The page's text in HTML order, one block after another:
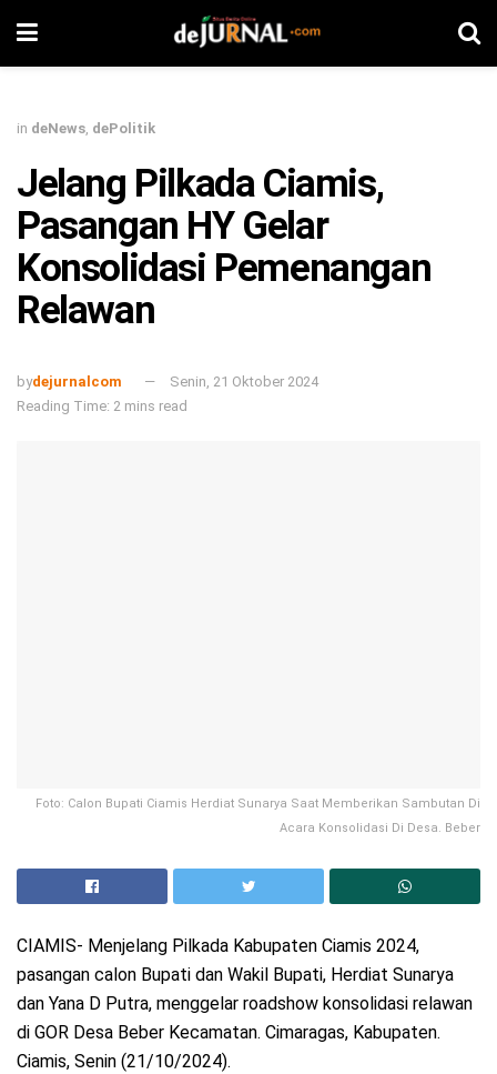
in deNews dePolitik
Jelang Pilkada Ciamis,
Pasangan HY Gelar
Konsolidasi Pemenangan
Relawan
bydejurnalcom
Senin, 21 Oktober 2024
Reading Time: 2 mins read
Foto: Calon Bupati Ciamis Herdiat Sunarya Saat Memberikan Sambutan Di
Acara Konsolidasi Di Desa. Beber
CIAMIS- Menjelang Pilkada Kabupaten Ciamis 2024,
pasangan calon Bupati dan Wakil Bupati, Herdiat Sunarya
dan Yana D Putra, menggelar roadshow konsolidasi relawan
di GOR Desa Beber Kecamatan. Cimaragas, Kabupaten.
Ciamis, Senin (21/10/2024).